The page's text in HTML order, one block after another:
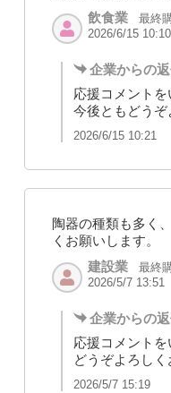
飲食業
最終
2026/6/15 10:10
企業からの
応援コメント
今後ともどうぞ
2026/6/15 10:21
陶器の種類も多く
くお願いします。
建設業
最終
2026/5/7 13:51
企業からの
応援コメント
どうぞよろしく
2026/5/7 15:19